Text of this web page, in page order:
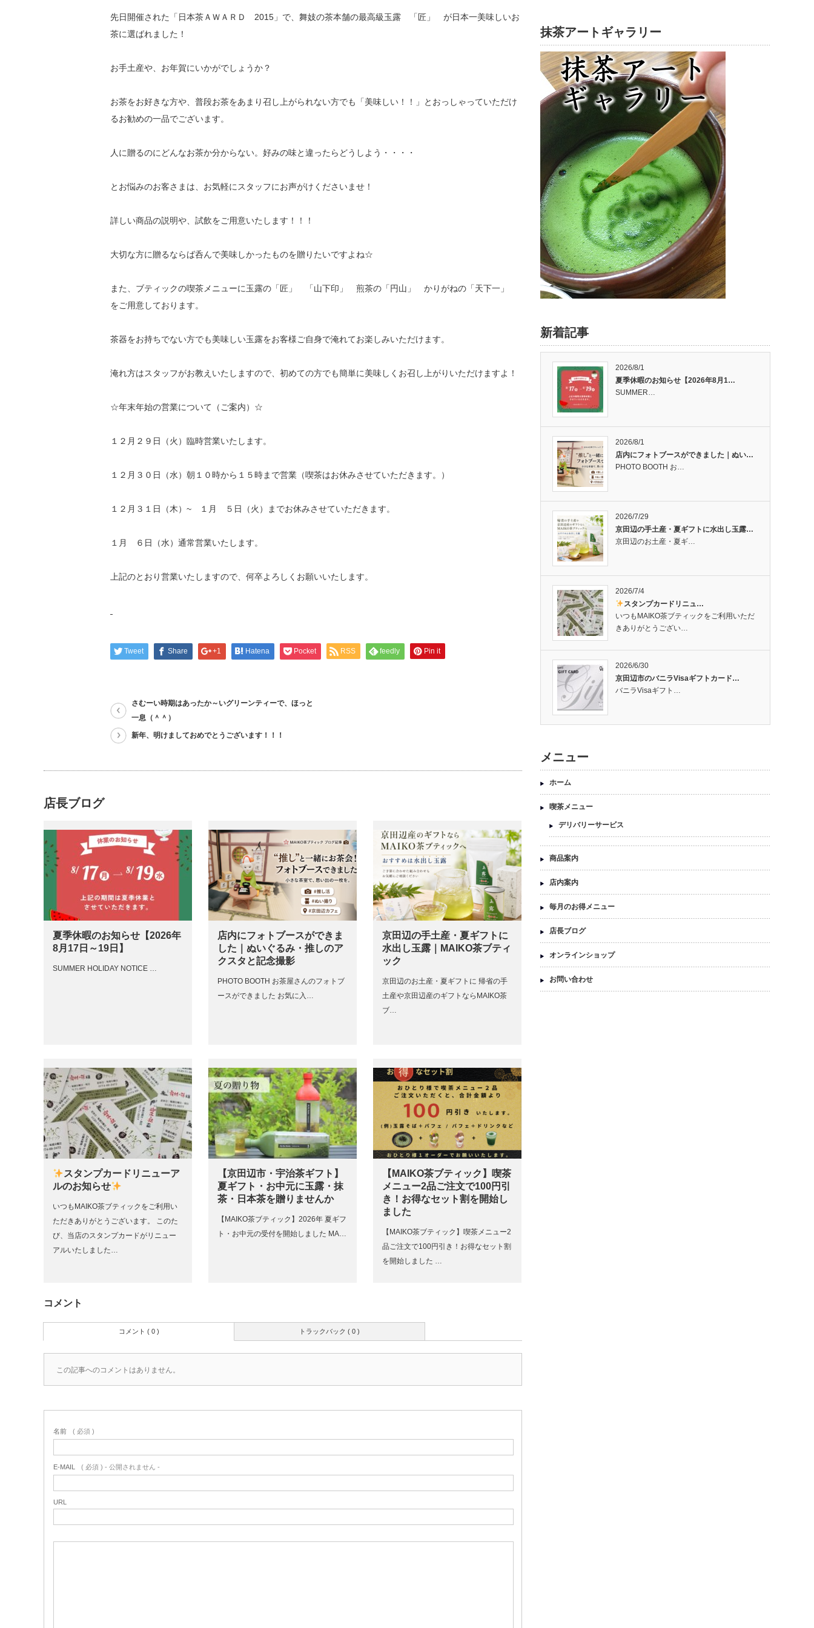
先日開催された「日本茶ＡＷＡＲＤ 2015」で、舞妓の茶本舗の最高級玉露 「匠」 が日本一美味しいお
茶に選ばれました！
お手土産や、お年賀にいかがでしょうか？
お茶をお好きな方や、普段お茶をあまり召し上がられない方でも「美味しい！！」とおっしゃっていただけ
るお勧めの一品でございます。
人に贈るのにどんなお茶か分からない。好みの味と違ったらどうしよう・・・・
とお悩みのお客さまは、お気軽にスタッフにお声がけくださいませ！
詳しい商品の説明や、試飲をご用意いたします！！！
大切な方に贈るならば呑んで美味しかったものを贈りたいですよね☆
また、ブティックの喫茶メニューに玉露の「匠」 「山下印」 煎茶の「円山」 かりがねの「天下一」
をご用意しております。
茶器をお持ちでない方でも美味しい玉露をお客様ご自身で淹れてお楽しみいただけます。
淹れ方はスタッフがお教えいたしますので、初めての方でも簡単に美味しくお召し上がりいただけますよ！
☆年末年始の営業について（ご案内）☆
１２月２９日（火）臨時営業いたします。
１２月３０日（水）朝１０時から１５時まで営業（喫茶はお休みさせていただきます。）
１２月３１日（木）~ １月 ５日（火）までお休みさせていただきます。
１月 ６日（水）通常営業いたします。
上記のとおり営業いたしますので、何卒よろしくお願いいたします。
Tweet Share +1 Hatena Pocket RSS feedly Pin it
さむーい時期はあったか～いグリーンティーで、ほっと
一息（＾＾）
新年、明けましておめでとうございます！！！
店長ブログ
夏季休暇のお知らせ【2026年
8月17日～19日】
SUMMER HOLIDAY NOTICE …
店内にフォトブースができま
した｜ぬいぐるみ・推しのア
クスタと記念撮影
PHOTO BOOTH お茶屋さんのフォトブ
ースができました お気に入…
京田辺の手土産・夏ギフトに
水出し玉露｜MAIKO茶ブティ
ック
京田辺のお土産・夏ギフトに 帰省の手
土産や京田辺産のギフトならMAIKO茶
ブ…
スタンプカードリニューア
ルのお知らせ
いつもMAIKO茶ブティックをご利用い
ただきありがとうございます。 このた
び、当店のスタンプカードがリニュー
アルいたしました…
【京田辺市・宇治茶ギフト】
夏ギフト・お中元に玉露・抹
茶・日本茶を贈りませんか
【MAIKO茶ブティック】2026年 夏ギフ
ト・お中元の受付を開始しました MA…
【MAIKO茶ブティック】喫茶
メニュー2品ご注文で100円引
き！お得なセット割を開始し
ました
【MAIKO茶ブティック】喫茶メニュー2
品ご注文で100円引き！お得なセット割
を開始しました …
コメント
トラックバック ( 0 )
コメント ( 0 )
この記事へのコメントはありません。
名前 ( 必須 )
E-MAIL ( 必須 ) - 公開されません -
URL
抹茶アートギャラリー
新着記事
2026/8/1
夏季休暇のお知らせ【2026年8月1…
SUMMER…
2026/8/1
店内にフォトブースができました｜ぬい…
PHOTO BOOTH お…
2026/7/29
京田辺の手土産・夏ギフトに水出し玉露…
京田辺のお土産・夏ギ…
2026/7/4
スタンプカードリニュ…
いつもMAIKO茶ブティックをご利用いただ
きありがとうござい…
2026/6/30
京田辺市のバニラVisaギフトカード…
バニラVisaギフト…
メニュー
ホーム
喫茶メニュー
デリバリーサービス
商品案内
店内案内
毎月のお得メニュー
店長ブログ
オンラインショップ
お問い合わせ